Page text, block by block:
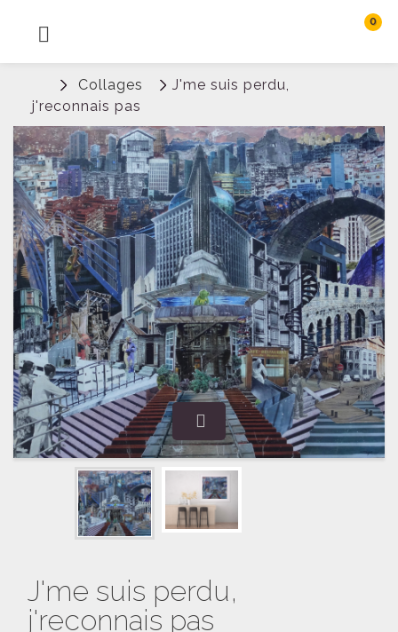
MENU
0
Connexion
Collages
J'me suis perdu,
j'reconnais pas
J'me suis perdu,
j'reconnais pas